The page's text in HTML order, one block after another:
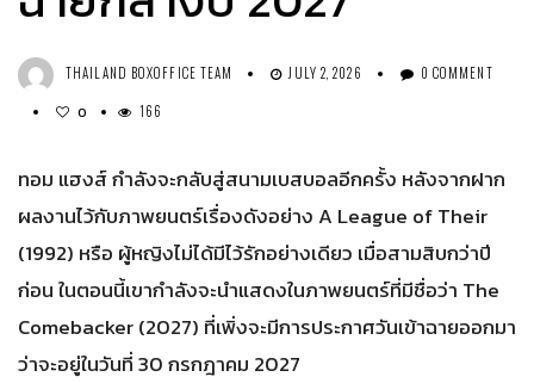
THAILAND BOXOFFICE TEAM JULY 2, 2026 0 COMMENT
0 166
ทอม แฮงส์ กำลังจะกลับสู่สนามเบสบอลอีกครั้ง หลังจากฝาก
ผลงานไว้กับภาพยนตร์เรื่องดังอย่าง A League of Their
(1992) หรือ ผู้หญิงไม่ได้มีไว้รักอย่างเดียว เมื่อสามสิบกว่าปี
ก่อน ในตอนนี้เขากำลังจะนำแสดงในภาพยนตร์ที่มีชื่อว่า The
Comebacker (2027) ที่เพิ่งจะมีการประกาศวันเข้าฉายออกมา
ว่าจะอยู่ในวันที่ 30 กรกฎาคม 2027